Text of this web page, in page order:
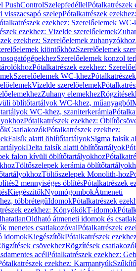
PushControlSzelepfedéllelPótalkatrészek
visszacsapó szelepPótalkatrészek
ezekhez: Szerelőelemek WC-
ezekhez: Vizelde szerelőelemek
ezekhez: Szerelőelemek
kiöntőkhözSzerelőelemek
Szerelőelemek konzol
Pótalkatrészek ezekhez:
Szerelőelemek WC-khez
Vizelde szerelőelemek
Zuhany elemekhez
öblítőtartályok WC-khez, műanyagból
WC-khez, szaniterkerámia
Pótalkatrészek ezekhez:
CsatlakozókPótalkatrészek ezekhez:
Falsík alatti öblítőtartályokSigma falsík
Delta falsík alatti öblítőtartályok
falon kívüli öblítőtartályokhoz
Töltőszelepek kerámia
Töltőszelepek Monolith-hoz
2 mennyiséges öblítésPótalkatrészek
KiegészítőkNyomógombokÁtmeneti
többrétegűIdomokPótalkatrészek
ezekhez: KönyökökT-idomok
Oldható átmeneti idomok és
menetes csatlakozóvalPótalkatrészek
idomokKiegészítőkPótalkatrészek
csövekhezRögzítések
acélPótalkatrészek ezekhez:
ezekhez: Karmantyúk